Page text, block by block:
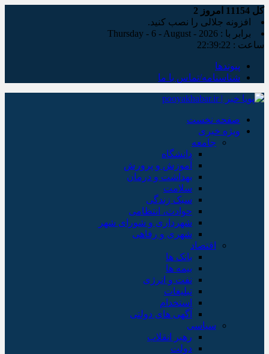
کل امروز 2
افزونه جلالی را نصب کنید.
برابر با : Thursday - 6 - August - 2026
ساعت : 22:39:23
پیوندها
شناسنامه/تماس با ما
صفحه نخست
ویژه خبری
جامعه
دانشگاه
آموزش و پرورش
بهداشت و درمان
سلامت
سبک زندگی
حوادث، انتظامی
شهرداری و شورای شهر
شهری و رفاهی
اقتصاد
بانک ها
بیمه ها
نفت و انرژی
تبلیغات
استخدام
آگهی های دولتی
سیاسی
رهبر انقلاب
دولت